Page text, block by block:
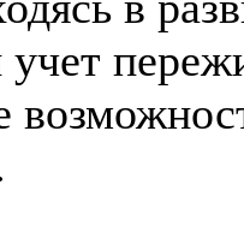
учет